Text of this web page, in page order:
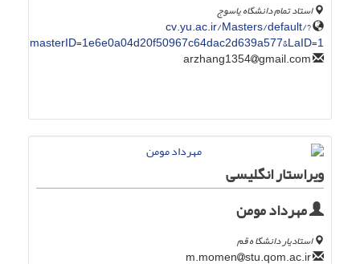
استاد تمام دانشگاه یاسوج
cv.yu.ac.ir/Masters/default/?
masterID=1e6e0a04d20f50967c64dac2d639a577&LaID=1
gmail.com
ویراستار انگلیسی
مهرداد مومن
استادیار دانشگا ه قم
stu.qom.ac.ir